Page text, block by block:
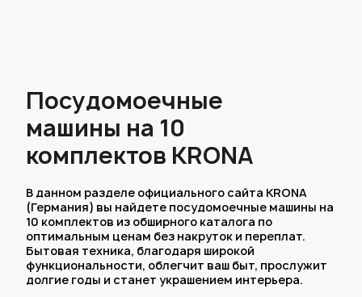
Посудомоечные
машины на 10
комплектов KRONA
В данном разделе официального сайта KRONA
(Германия) вы найдете посудомоечные машины на
10 комплектов из обширного каталога по
оптимальным ценам без накруток и переплат.
Бытовая техника, благодаря широкой
функциональности, облегчит ваш быт, прослужит
долгие годы и станет украшением интерьера.